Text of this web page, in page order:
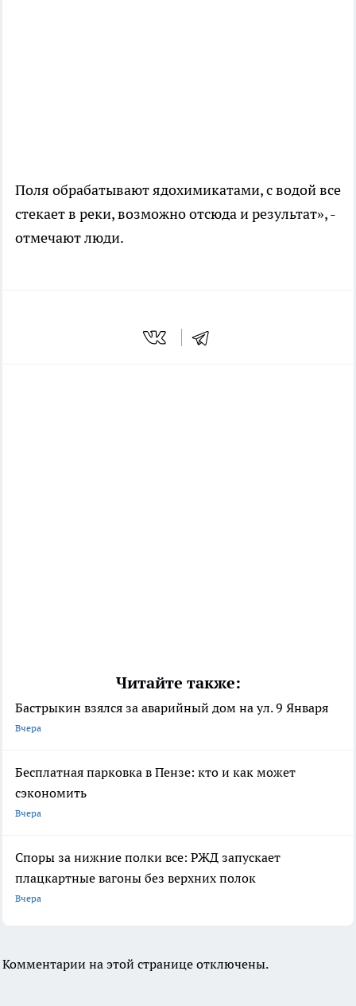
Поля обрабатывают ядохимикатами, с водой все
стекает в реки, возможно отсюда и результат», -
отмечают люди.
Читайте также:
Бастрыкин взялся за аварийный дом на ул. 9 Января
Вчера
Бесплатная парковка в Пензе: кто и как может
сэкономить
Вчера
Споры за нижние полки все: РЖД запускает
плацкартные вагоны без верхних полок
Вчера
Комментарии на этой странице отключены.